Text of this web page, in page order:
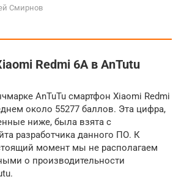
Смирнов
Redmi 6A в AnTutu
AnTuTu смартфон Xiaomi Redmi
около 55277 баллов. Эта цифра,
ниже, была взята с
разработчика данного ПО. К
момент мы не располагаем
о производительности